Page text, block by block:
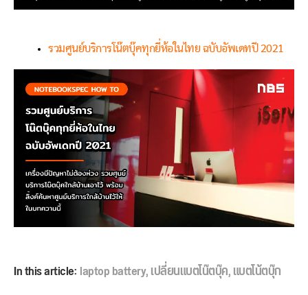
รวมศูนย์บริการโน๊ตบุ๊คทุกยี่ห้อในไทย ฉบับอัพเดทปี 2021
In this article:laptop battery,เปลี่ยนแบตโน๊ตบุ๊ค,แบตโน้ตบุ๊ก